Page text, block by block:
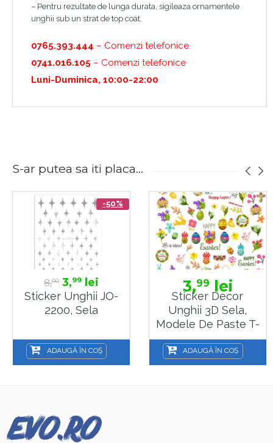
– Pentru rezultate de lunga durata, sigileaza ornamentele
unghii sub un strat de top coat.
0765.393.444 – Comenzi telefonice
0741.016.105 – Comenzi telefonice
Luni-Duminica, 10:00-22:00
S-ar putea sa iti placa...
-50%
8,00 3,99 lei
Sticker Unghii JO-
2200, Sela
ADAUGĂ ÎN COȘ
3,99 lei
Sticker Decor
Unghii 3D Sela,
Modele De Paste T-
375
ADAUGĂ ÎN COȘ